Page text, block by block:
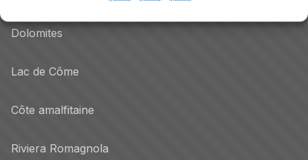
Dolomites
Lac de Côme
Côte amalfitaine
Riviera Romagnola